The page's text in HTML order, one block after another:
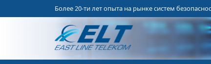
Более 20-ти лет опыта на рынке систем